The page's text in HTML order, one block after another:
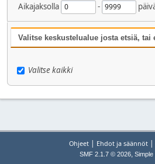
Aikajaksolla
-
Valitse keskustelualue josta etsiä, tai
Valitse kaikki
Ohjeet | Ehdot ja säännöt |
SMF 2.1.7 © 2026, Simple